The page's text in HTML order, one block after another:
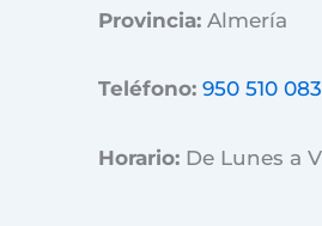
Provincia: Almería
Teléfono: 950 510 083
Horario: De Lunes a